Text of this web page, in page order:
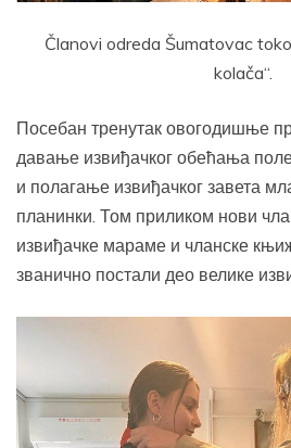
Članovi odreda Šumatovac
kolača“.
Посебан тренутак овогодишње
давање извиђачког обећања
и полагање извиђачког завета
планинки. Том приликом нови
извиђачке мараме и чланске
званично постали део велике